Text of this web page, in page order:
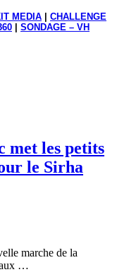
MEDIA
CHALLENGE
SONDAGE – VH
met les petits
le Sirha
marche de la
aux …